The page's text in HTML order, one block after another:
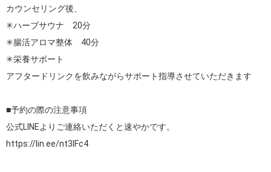
カウンセリング後、
✳ハーブサウナ　20分
✳腸活アロマ整体　40分
✳栄養サポート
アフタードリンクを飲みながらサポート指導させていただきます
■予約の際の注意事項
https://lin.ee/nt3lFc4